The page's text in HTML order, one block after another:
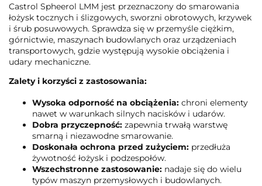
Castrol Spheerol LMM jest przeznaczony do smarowania
łożysk tocznych i ślizgowych, sworzni obrotowych, krzywek
i śrub posuwowych. Sprawdza się w przemyśle ciężkim,
górnictwie, maszynach budowlanych oraz urządzeniach
transportowych, gdzie występują wysokie obciążenia i
udary mechaniczne.
Zalety i korzyści z zastosowania:
Wysoka odporność na obciążenia: chroni elementy
nawet w warunkach silnych nacisków i udarów.
Dobra przyczepność: zapewnia trwałą warstwę
smarną i niezawodne smarowanie.
Doskonała ochrona przed zużyciem: przedłuża
żywotność łożysk i podzespołów.
Wszechstronne zastosowanie: nadaje się do wielu
typów maszyn przemysłowych i budowlanych.